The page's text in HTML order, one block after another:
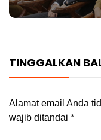
TINGGALKAN
Alamat email Anda
wajib ditandai *